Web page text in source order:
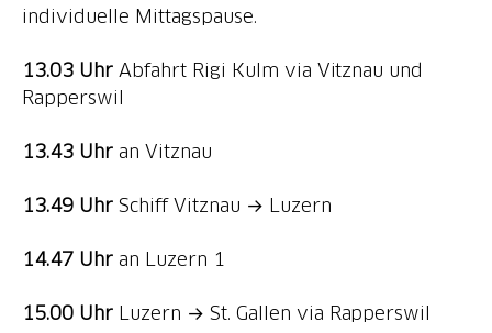
individuelle Mittagspause.
13.03 Uhr Abfahrt Rigi Kulm via Vitznau und
Rapperswil
13.43 Uhr an Vitznau
13.49 UhrSchiff Vitznau → Luzern
14.47 Uhr an Luzern 1
15.00 UhrLuzern → St. Gallen via Rapperswil